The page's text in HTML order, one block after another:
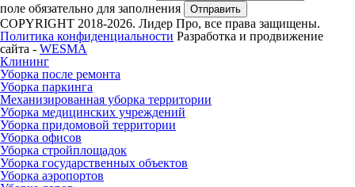
поле обязательно для заполнения
Отправить
COPYRIGHT 2018-2026. Лидер Про, все права защищены.
Политика конфиденциальности Разработка и продвижение
сайта - WESMA
Клининг
Уборка после ремонта
Уборка паркинга
Механизированная уборка территории
Уборка медицинских учреждений
Уборка придомовой территории
Уборка офисов
Уборка стройплощадок
Уборка государственных объектов
Уборка аэропортов